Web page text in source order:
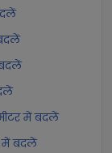
बदलें
में बदलें
में बदलें